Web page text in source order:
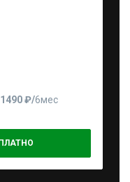
1490 ₽⁠/⁠6мес